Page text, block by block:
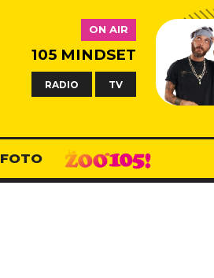
ON AIR
105 MINDSET
RADIO TV
FOTO